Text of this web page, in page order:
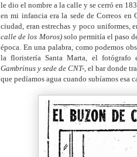
le dio el nombre a la calle y se cerró en
en mi infancia era la sede de Correos en
ciudad, eran estrechas y poco uniformes,
calle de los Moros)solo permitía el paso
época. En una palabra, como podemos
la floristería Santa Marta, el fotógrafo
Gambrinus y sede de CNT-, el bar donde
que pedíamos agua cuando subíamos esa